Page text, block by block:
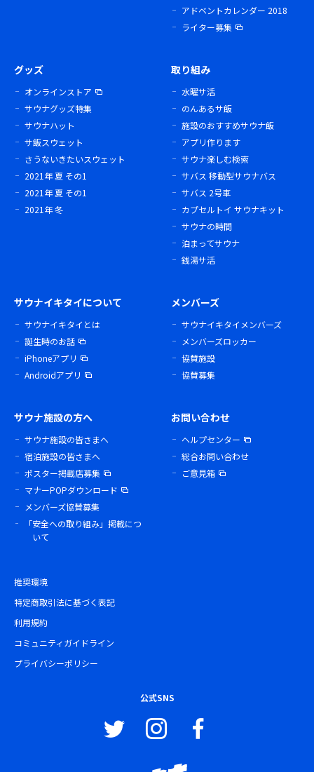
アドベントカレンダー 2018
ライター募集
グッズ
オンラインストア
サウナグッズ特集
サウナハット
サ飯スウェット
さうないきたいスウェット
2021年 夏 その1
2021年 夏 その1
2021年 冬
取り組み
水曜サ活
のんあるサ飯
施設のおすすめサウナ飯
アプリ作ります
サウナ楽しむ検索
サバス 移動型サウナバス
サバス 2号車
カプセルトイ サウナキット
サウナの時間
泊まってサウナ
銭湯サ活
サウナイキタイについて
サウナイキタイとは
誕生時のお話
iPhoneアプリ
Androidアプリ
メンバーズ
サウナイキタイメンバーズ
メンバーズロッカー
協賛施設
協賛募集
サウナ施設の方へ
サウナ施設の皆さまへ
宿泊施設の皆さまへ
ポスター掲載店募集
マナーPOPダウンロード
メンバーズ協賛募集
「安全への取り組み」掲載につ
いて
お問い合わせ
ヘルプセンター
総合お問い合わせ
ご意見箱
推奨環境
特定商取引法に基づく表記
利用規約
コミュニティガイドライン
プライバシーポリシー
公式SNS